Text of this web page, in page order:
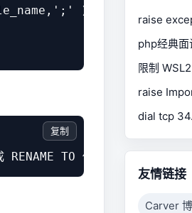
)
TO 你想要的表前缀完成
复制
php经典
限制
友情链接
Carver